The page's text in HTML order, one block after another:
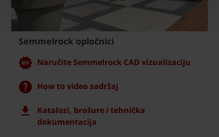
Semmelrock opločnici
Naručite Semmelrock CAD vizualizaciju
How to video sadržaj
Katalozi, brošure i tehnička
dokumentacija